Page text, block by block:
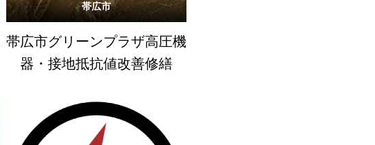
帯広市
帯広市グリーンプラザ高圧機
器・接地抵抗値改善修繕